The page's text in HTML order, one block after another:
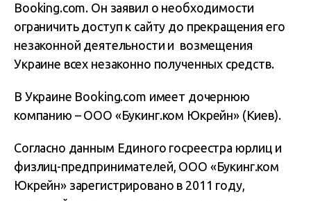
Booking.com. Он заявил о необходимости
ограничить доступ к сайту до прекращения его
незаконной деятельности и возмещения
Украине всех незаконно полученных средств.
В Украине Booking.com имеет дочернюю
компанию – ООО «Букинг.ком Юкрейн» (Киев).
Согласно данным Единого госреестра юрлиц и
физлиц-предпринимателей, ООО «Букинг.ком
Юкрейн» зарегистрировано в 2011 году,